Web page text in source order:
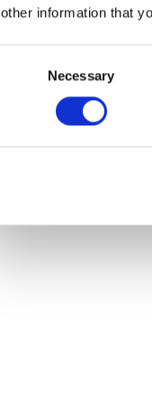
other information that
Necessary